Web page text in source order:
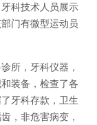
科技术人员展示
门有微型运动员
所，牙科仪器，
装备，检查了各
牙科存款，卫生
，非危害病变，